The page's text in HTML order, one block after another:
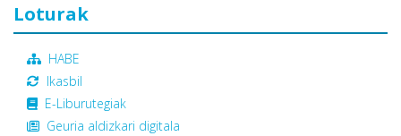
Loturak
HABE
Ikasbil
E-Liburutegiak
Geuria aldizkari digitala